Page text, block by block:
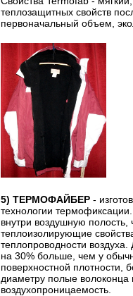
теплозащитных свойств
первоначальный объем,
5) ТЕРМОФАЙБЕР -
технологии
внутри воздушную полость,
теплоизолирующие
теплопроводности
на 30% больше, чем у
поверхностной
диаметру полые
воздухопроницаемость.